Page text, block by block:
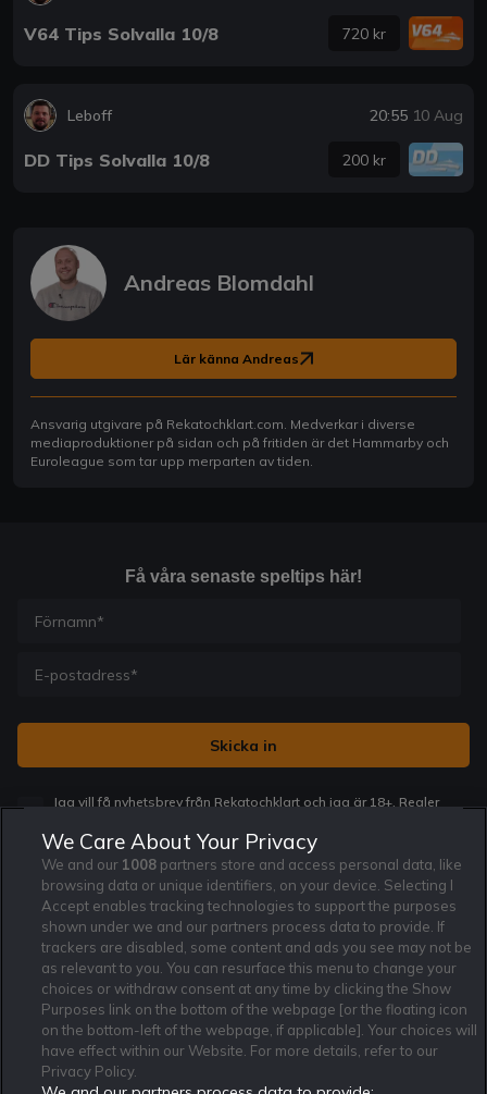
V64 Tips Solvalla 10/8 720 kr
Leboff 20:55 10 Aug
DD Tips Solvalla 10/8 200 kr
Andreas Blomdahl
Lär känna Andreas
Ansvarig utgivare på Rekatochklart.com. Medverkar i diverse
mediaproduktioner på sidan och på fritiden är det Hammarby och
Euroleague som tar upp merparten av tiden.
Få våra senaste speltips här!
Jag vill få nyhetsbrev från Rekatochklart och jag är 18+. Regler
Affiliate Modell
Kontakta oss
Redaktionen
Ansvarsfullt Spelande
Nyhetsarkiv
Tipsarkiv
Cookie Policy
Användarvilkor
Integritetspolicy
Sportkalender
We Care About Your Privacy
We and our 1008 partners store and access personal data, like
browsing data or unique identifiers, on your device. Selecting I
Accept enables tracking technologies to support the purposes
shown under we and our partners process data to provide. If
trackers are disabled, some content and ads you see may not be
as relevant to you. You can resurface this menu to change your
choices or withdraw consent at any time by clicking the Show
Purposes link on the bottom of the webpage [or the floating icon
on the bottom-left of the webpage, if applicable]. Your choices will
have effect within our Website. For more details, refer to our
Privacy Policy.